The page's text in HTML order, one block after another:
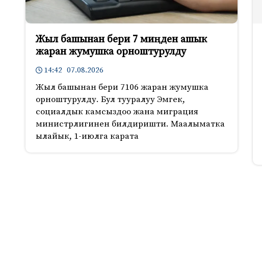
Жыл башынан бери 7 миңден ашык
жаран жумушка орноштурулду
14:42 07.08.2026
Жыл башынан бери 7106 жаран жумушка
орноштурулду. Бул тууралуу Эмгек,
социалдык камсыздоо жана миграция
министрлигинен билдиришти. Маалыматка
ылайык, 1-июлга карата